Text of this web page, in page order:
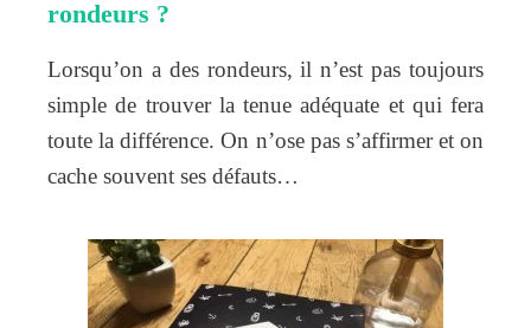
rondeurs ?
Lorsqu’on a des rondeurs, il n’est pas toujours
simple de trouver la tenue adéquate et qui fera
toute la différence. On n’ose pas s’affirmer et on
cache souvent ses défauts…